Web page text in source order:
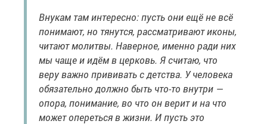
Внукам там интересно: пусть они ещё не всё
понимают, но тянутся, рассматривают иконы,
читают молитвы. Наверное, именно ради них
мы чаще и идём в церковь. Я считаю, что
веру важно прививать с детства. У человека
обязательно должно быть что-то внутри —
опора, понимание, во что он верит и на что
может опереться в жизни. И пусть это